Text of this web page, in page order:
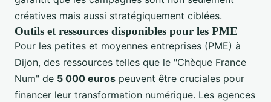
créatives mais aussi stratégiquement ciblées.
Outils et ressources disponibles pour les PME
Pour les petites et moyennes entreprises (PME) à
Dijon, des ressources telles que le "Chèque France
Num" de 5 000 euros peuvent être cruciales pour
financer leur transformation numérique. Les agences